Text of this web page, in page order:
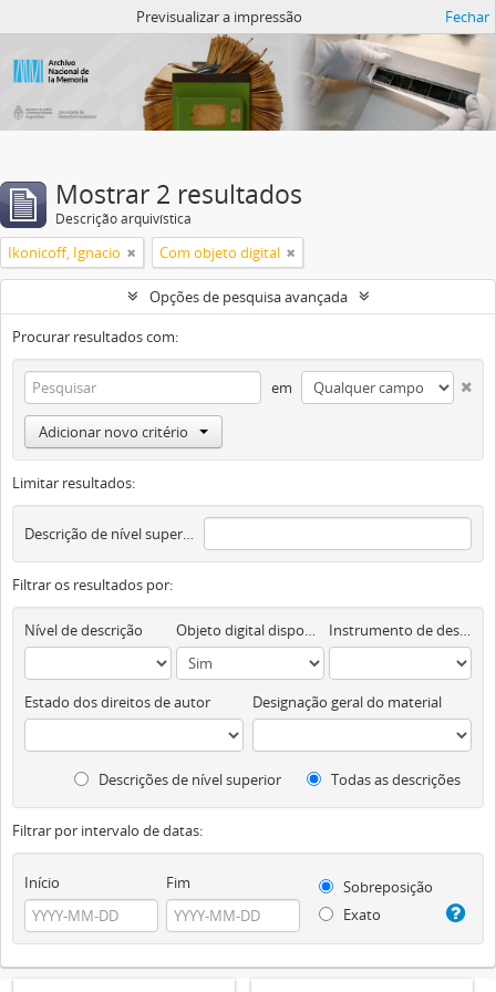
Previsualizar a impressão Fechar
Mostrar 2 resultados
Descrição arquivística
Ikonicoff, Ignacio Com objeto digital
Opções de pesquisa avançada
Procurar resultados com:
em
Adicionar novo critério
Limitar resultados:
Descrição de nível superior
Filtrar os resultados por:
Nível de descrição Objeto digital disponível Instrumento de descrição documental
Estado dos direitos de autor Designação geral do material
Descrições de nível superior Todas as descrições
Filtrar por intervalo de datas:
Início Fim
Sobreposição
Exato